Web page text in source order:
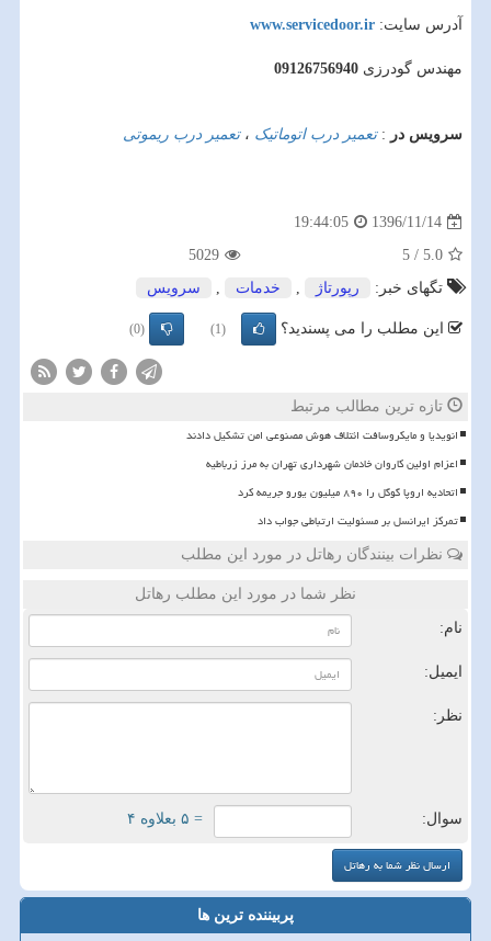
آدرس سایت: www.servicedoor.ir
مهندس گودرزی 09126756940
سرویس در : تعمیر درب اتوماتیک ،تعمیر درب ریموتی
1396/11/14
19:44:05
5.0
/
5
5029
تگهای خبر:
رپورتاژ , خدمات , سرویس
این مطلب را می پسندید؟ (1)
(0)
تازه ترین مطالب مرتبط
انویدیا و مایکروسافت ائتلاف هوش مصنوعی امن تشکیل دادند
اعزام اولین کاروان خادمان شهرداری تهران به مرز زرباطیه
اتحادیه اروپا گوگل را ۸۹۰ میلیون یورو جریمه کرد
تمرکز ایرانسل بر مسئولیت ارتباطی جواب داد
نظرات بینندگان رهاتل در مورد این مطلب
نظر شما در مورد این مطلب رهاتل
نام:
ایمیل:
نظر:
سوال: = ۵ بعلاوه ۴
پربیننده ترین ها